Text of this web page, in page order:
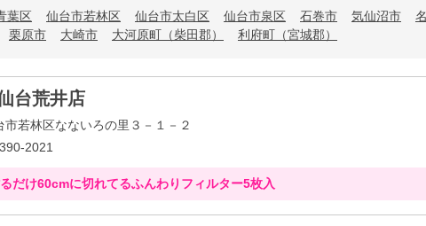
葉区 仙台市若林区 仙台市太白区 仙台市泉区 石巻市 気仙沼市
栗原市 大崎市 大河原町（柴田郡） 利府町（宮城郡）
台荒井店
市若林区なないろの里３－１－２
2021
だけ60cmに切れてるふんわりフィルター5枚入